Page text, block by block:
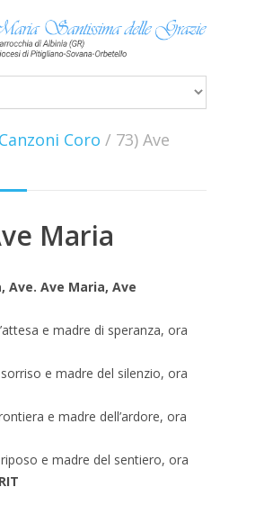
Canzoni Coro / 73) Ave
Maria
Ave. Ave Maria, Ave
e madre di speranza, ora
e madre del silenzio, ora
e madre dell’ardore, ora
e madre del sentiero, ora
RIT